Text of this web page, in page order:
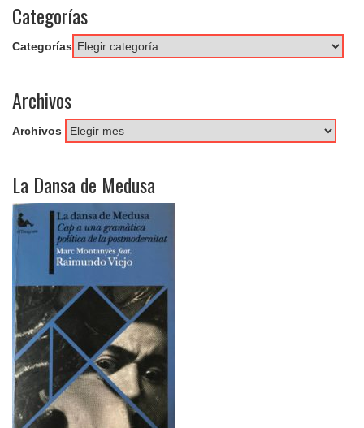
Categorías
Categorías
Archivos
Archivos
La Dansa de Medusa